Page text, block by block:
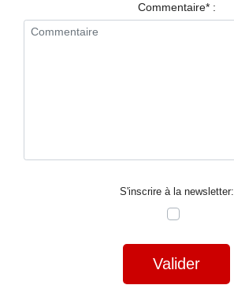
NUIT
Commentaire* :
S'inscrire à la newsletter:
Valider